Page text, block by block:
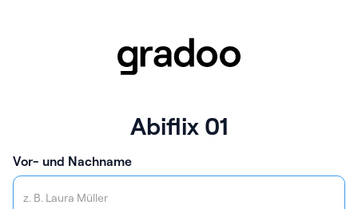
Abiflix 01
Vor- und Nachname